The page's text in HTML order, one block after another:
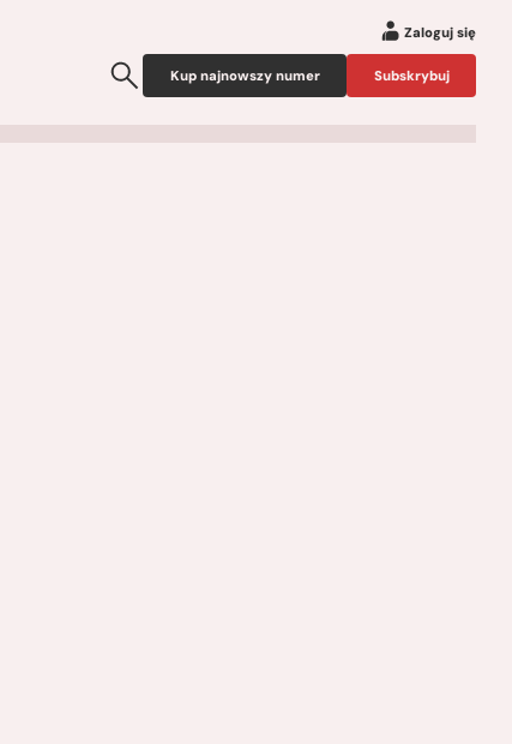
Zaloguj się
Kup najnowszy numer Subskrybuj